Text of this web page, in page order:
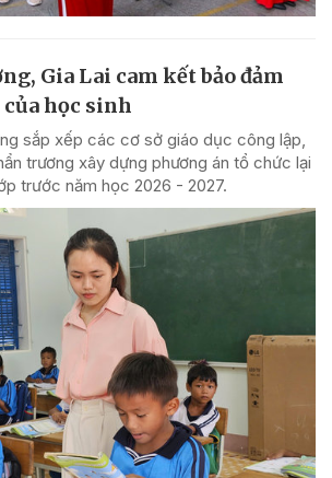
Gia Lai cam kết bảo đảm
học sinh
sắp xếp các cơ sở giáo dục công lập,
trương xây dựng phương án tổ chức lại
trước năm học 2026 - 2027.